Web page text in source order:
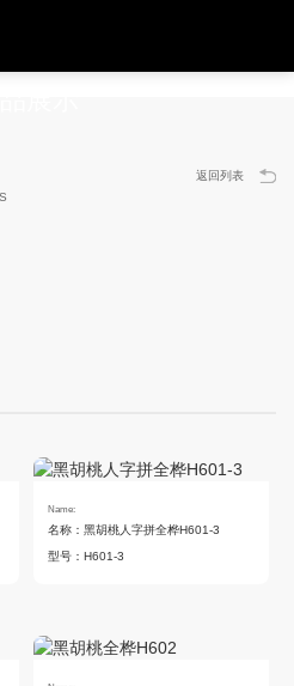
DISPLAY
返回列表
Name:
名称：黑胡桃人字拼全桦H601-3
型号：H601-3